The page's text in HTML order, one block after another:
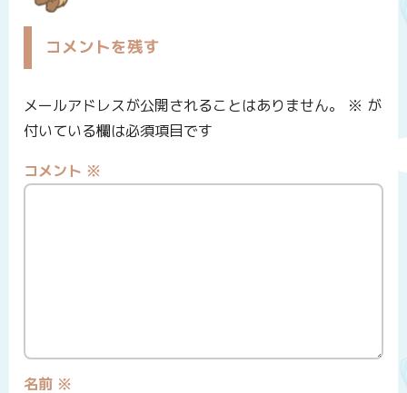
コメントを残す
メールアドレスが公開されることはありません。 ※ が
付いている欄は必須項目です
コメント ※
名前 ※